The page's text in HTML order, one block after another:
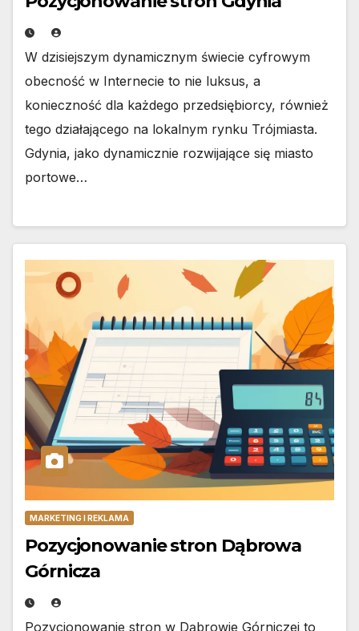
W dzisiejszym dynamicznym świecie cyfrowym
obecność w Internecie to nie luksus, a
konieczność dla każdego przedsiębiorcy, również
tego działającego na lokalnym rynku Trójmiasta.
Gdynia, jako dynamicznie rozwijające się miasto
portowe…
MARKETING I REKLAMA
Pozycjonowanie stron Dąbrowa
Górnicza
Pozycjonowanie stron w Dąbrowie Górniczej to